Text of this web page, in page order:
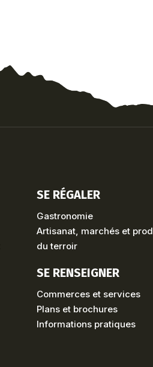
SE RÉGALER
Gastronomie
Artisanat, marchés et
du terroir
SE RENSEIGNER
Commerces et services
Plans et brochures
Informations pratiques